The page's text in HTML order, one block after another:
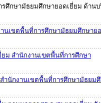
ศึกษามัธยมศึกษายอดเยี่ยม ด้านบ
านเขตพื้นที่การศึกษามัธยมศึกษาย
ม สำนักงานเขตพื้นที่การศึกษา
ำนักงานเขตพื้นที่การศึกษามัธยม